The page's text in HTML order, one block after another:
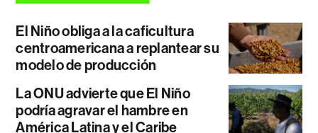
El Niño obliga a la caficultura
centroamericana a replantear su
modelo de producción
La ONU advierte que El Niño
podría agravar el hambre en
América Latina y el Caribe